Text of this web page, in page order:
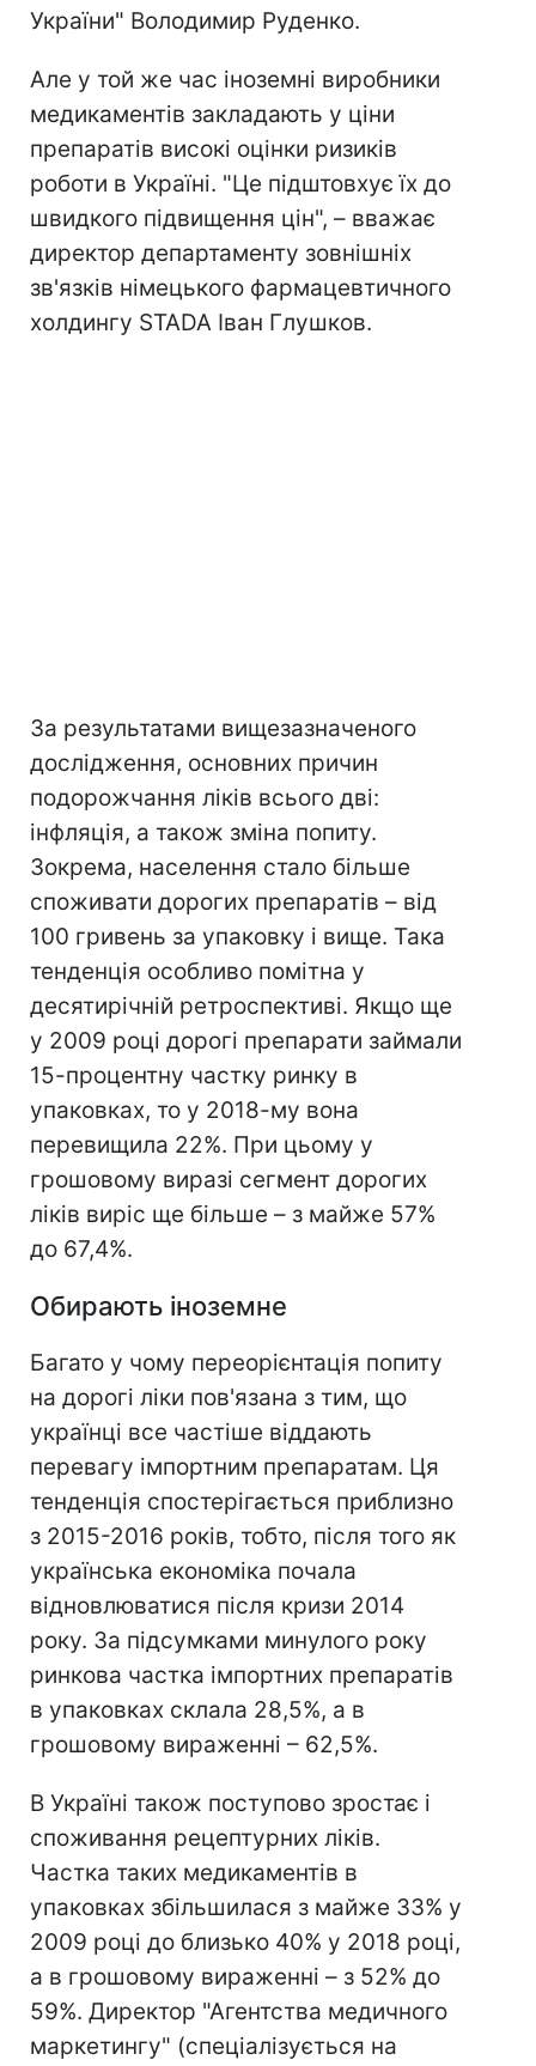
України" Володимир Руденко.
Але у той же час іноземні виробники
медикаментів закладають у ціни
препаратів високі оцінки ризиків
роботи в Україні. "Це підштовхує їх до
швидкого підвищення цін", – вважає
директор департаменту зовнішніх
зв'язків німецького фармацевтичного
холдингу STADA Іван Глушков.
За результатами вищезазначеного
дослідження, основних причин
подорожчання ліків всього дві:
інфляція, а також зміна попиту.
Зокрема, населення стало більше
споживати дорогих препаратів – від
100 гривень за упаковку і вище. Така
тенденція особливо помітна у
десятирічній ретроспективі. Якщо ще
у 2009 році дорогі препарати займали
15-процентну частку ринку в
упаковках, то у 2018-му вона
перевищила 22%. При цьому у
грошовому виразі сегмент дорогих
ліків виріс ще більше – з майже 57%
до 67,4%.
Обирають іноземне
Багато у чому переорієнтація попиту
на дорогі ліки пов'язана з тим, що
українці все частіше віддають
перевагу імпортним препаратам. Ця
тенденція спостерігається приблизно
з 2015-2016 років, тобто, після того як
українська економіка почала
відновлюватися після кризи 2014
року. За підсумками минулого року
ринкова частка імпортних препаратів
в упаковках склала 28,5%, а в
грошовому вираженні – 62,5%.
В Україні також поступово зростає і
споживання рецептурних ліків.
Частка таких медикаментів в
упаковках збільшилася з майже 33% у
2009 році до близько 40% у 2018 році,
а в грошовому вираженні – з 52% до
59%. Директор "Агентства медичного
маркетингу" (спеціалізується на